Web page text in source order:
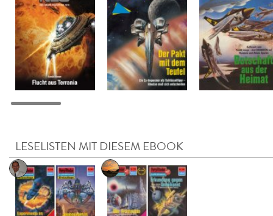
LESELISTEN MIT DIESEM EBOOK